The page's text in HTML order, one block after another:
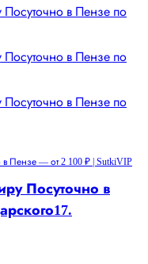
в Пензе — от 2 100 ₽ | SutkiVIP
Посуточно в